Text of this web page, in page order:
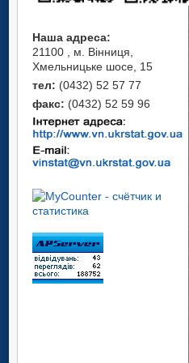
Наша адреса:
21100 , м. Вінниця,
Хмельницьке шосе, 15
тел: (0432) 52 57 77
факс: (0432) 52 59 96